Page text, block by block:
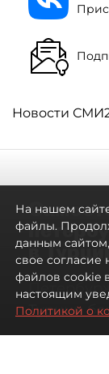
Новости
в
Турции
На нашем
файлы.
данным
свое согласие
файлов cookie
настоящим
Политикой о